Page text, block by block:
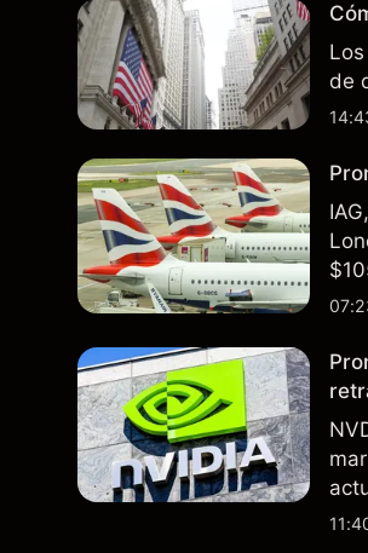
de